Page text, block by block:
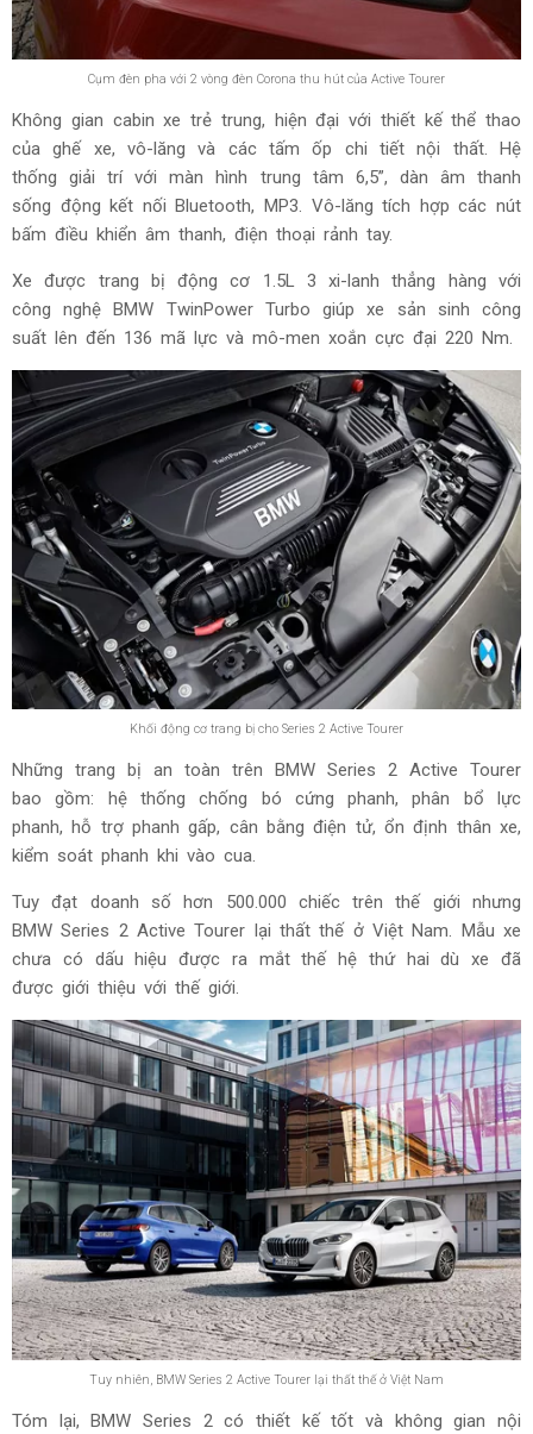
Cụm đèn pha với 2 vòng đèn Corona thu hút của Active Tourer
Không gian cabin xe trẻ trung, hiện đại với thiết kế thể thao
của ghế xe, vô-lăng và các tấm ốp chi tiết nội thất. Hệ
thống giải trí với màn hình trung tâm 6,5”, dàn âm thanh
sống động kết nối Bluetooth, MP3. Vô-lăng tích hợp các nút
bấm điều khiển âm thanh, điện thoại rảnh tay.
Xe được trang bị động cơ 1.5L 3 xi-lanh thẳng hàng với
công nghệ BMW TwinPower Turbo giúp xe sản sinh công
suất lên đến 136 mã lực và mô-men xoắn cực đại 220 Nm.
Khối động cơ trang bị cho Series 2 Active Tourer
Những trang bị an toàn trên BMW Series 2 Active Tourer
bao gồm: hệ thống chống bó cứng phanh, phân bổ lực
phanh, hỗ trợ phanh gấp, cân bằng điện tử, ổn định thân xe,
kiểm soát phanh khi vào cua.
Tuy đạt doanh số hơn 500.000 chiếc trên thế giới nhưng
BMW Series 2 Active Tourer lại thất thế ở Việt Nam. Mẫu xe
chưa có dấu hiệu được ra mắt thế hệ thứ hai dù xe đã
được giới thiệu với thế giới.
Tuy nhiên, BMW Series 2 Active Tourer lại thất thế ở Việt Nam
Tóm lại, BMW Series 2 có thiết kế tốt và không gian nội